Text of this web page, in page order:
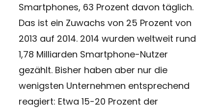
Smartphones, 63 Prozent davon täglich.
Das ist ein Zuwachs von 25 Prozent von
2013 auf 2014. 2014 wurden weltweit rund
1,78 Milliarden Smartphone-Nutzer
gezählt. Bisher haben aber nur die
wenigsten Unternehmen entsprechend
reagiert: Etwa 15-20 Prozent der